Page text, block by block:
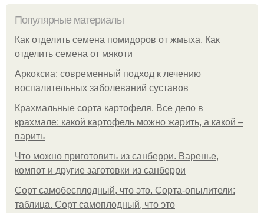
Популярные материалы
Как отделить семена помидоров от жмыха. Как
отделить семена от мякоти
Аркоксиа: современный подход к лечению
воспалительных заболеваний суставов
Крахмальные сорта картофеля. Все дело в
крахмале: какой картофель можно жарить, а какой –
варить
Что можно приготовить из санберри. Варенье,
компот и другие заготовки из санберри
Сорт самобесплодный, что это. Сорта-опылители:
таблица. Сорт самоплодный, что это